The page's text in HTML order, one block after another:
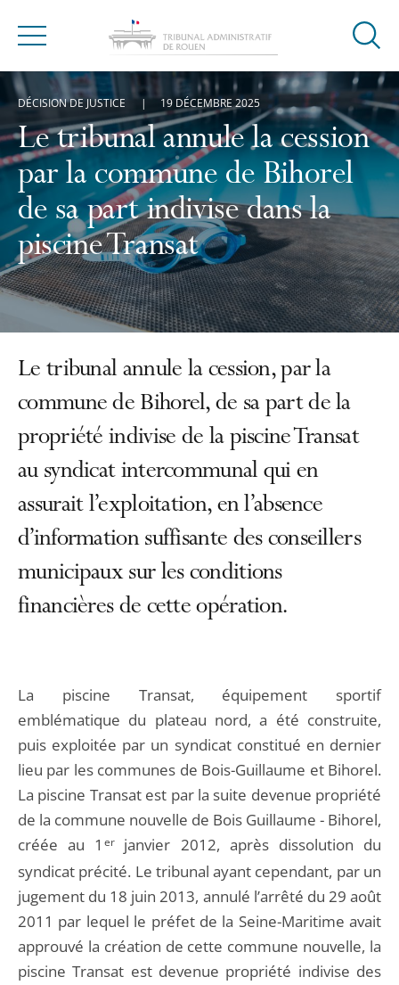
Menu
Ouvrir
de
Le tribunal annule la cession
par la commune de Bihorel
de sa part indivise dans la
piscine Transat
DÉCISION DE JUSTICE 19 DÉCEMBRE 2025
Le tribunal annule la cession, par la
commune de Bihorel, de sa part de la
propriété indivise de la piscine Transat
au syndicat intercommunal qui en
assurait l’exploitation, en l’absence
d’information suffisante des conseillers
municipaux sur les conditions
financières de cette opération.
La piscine Transat, équipement sportif
emblématique du plateau nord, a été construite,
puis exploitée par un syndicat constitué en dernier
lieu par les communes de Bois-Guillaume et Bihorel.
La piscine Transat est par la suite devenue propriété
de la commune nouvelle de Bois Guillaume - Bihorel,
créée au 1 erjanvier 2012, après dissolution du
syndicat précité. Le tribunal ayant cependant, par un
jugement du 18 juin 2013, annulé l’arrêté du 29 août
2011 par lequel le préfet de la Seine-Maritime avait
approuvé la création de cette commune nouvelle, la
piscine Transat est devenue propriété indivise des